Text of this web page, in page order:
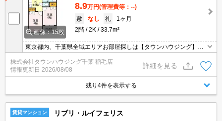
画像：15枚
8.9万円(管理費等：--)
敷
なし 礼
1ヶ月
2階
2K 33.7m²
東京都内、千葉県全域エリアお部屋探しは【タウンハウジング】に
お任せください！オンラインでご相談・ご見学・ご契約お手続きも
ご対応可能です。
株式会社タウンハウジング千葉 稲毛店
情報更新日 2026/08/08
詳細を見る
残り4件を表示する
賃貸マンション リブリ・ルイフェリス